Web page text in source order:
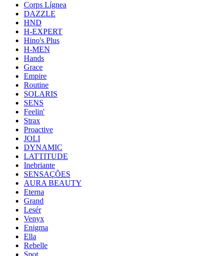
Corps Lígnea
DAZZLE
HND
H-EXPERT
Hino's Plus
H-MEN
Hands
Grace
Empire
Routine
SOLARIS
SENS
Feelin'
Strax
Proactive
JOLI
DYNAMIC
LATTITUDE
Inebriante
SENSAÇÕES
AURA BEAUTY
Eterna
Grand
Lesér
Venyx
Enigma
Ella
Rebelle
Spot